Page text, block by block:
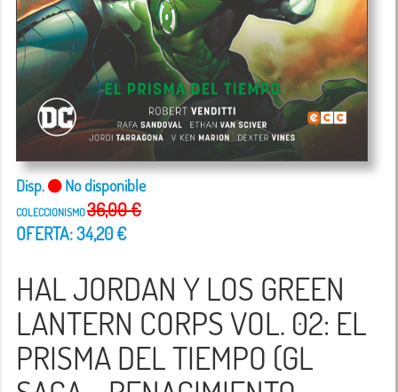
Disp. No disponible
COLECCIONISMO36,00 €
OFERTA: 34,20 €
HAL JORDAN Y LOS GREEN
LANTERN CORPS VOL. 02: EL
PRISMA DEL TIEMPO (GL